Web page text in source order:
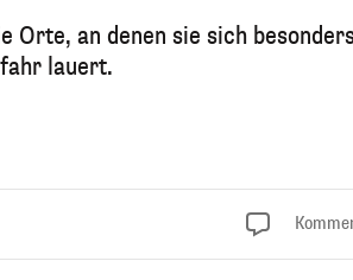
Orte, an denen sie sich
lauert.